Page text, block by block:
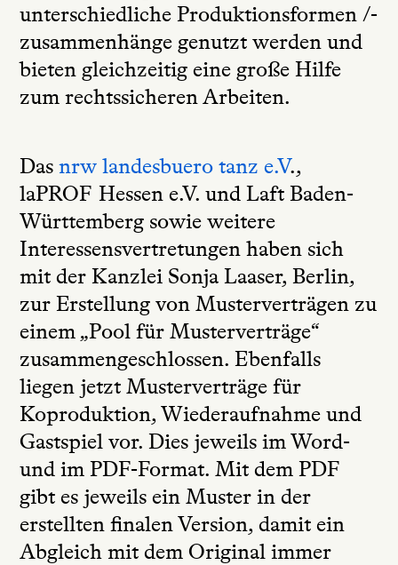
unterschiedliche Produktionsformen /-
zusammenhänge genutzt werden und
bieten gleichzeitig eine große Hilfe
zum rechtssicheren Arbeiten.
Das nrw landesbuero tanz e.V.,
laPROF Hessen e.V. und Laft Baden-
Württemberg sowie weitere
Interessensvertretungen haben sich
mit der Kanzlei Sonja Laaser, Berlin,
zur Erstellung von Musterverträgen zu
einem „Pool für Musterverträge“
zusammengeschlossen. Ebenfalls
liegen jetzt Musterverträge für
Koproduktion, Wiederaufnahme und
Gastspiel vor. Dies jeweils im Word-
und im PDF-Format. Mit dem PDF
gibt es jeweils ein Muster in der
erstellten finalen Version, damit ein
Abgleich mit dem Original immer